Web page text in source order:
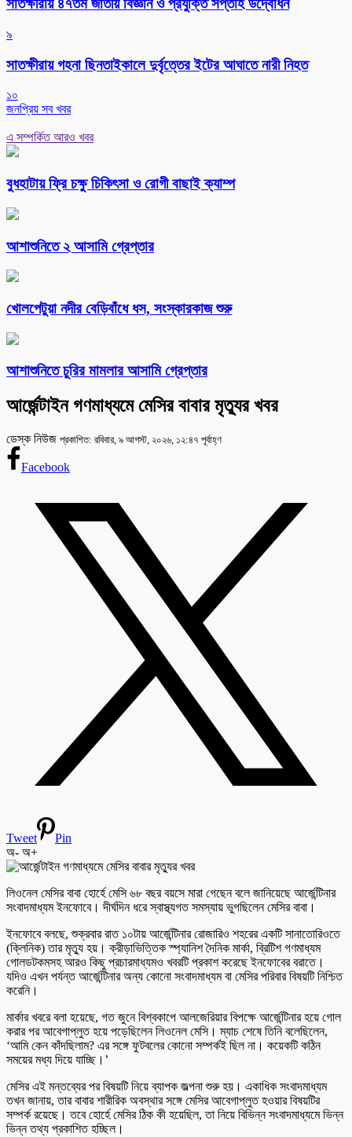
সাতক্ষীরায় ৪৭তম জাতীয় বিজ্ঞান ও প্রযুক্তি সপ্তাহ উদ্বোধন
৯
সাতক্ষীরায় গহনা ছিনতাইকালে দুর্বৃত্তের ইটের আঘাতে নারী নিহত
১০
জনপ্রিয় সব খবর
এ সম্পর্কিত আরও খবর
বুধহাটায় ফ্রি চক্ষু চিকিৎসা ও রোগী বাছাই ক্যাম্প
আশাশুনিতে ২ আসামি গ্রেপ্তার
খোলপেটুয়া নদীর বেড়িবাঁধে ধস, সংস্কারকাজ শুরু
আশাশুনিতে চুরির মামলার আসামি গ্রেপ্তার
আর্জেন্টাইন গণমাধ্যমে মেসির বাবার মৃত্যুর খবর
ডেস্ক নিউজ প্রকাশিত: রবিবার, ৯ আগস্ট, ২০২৬, ১২:৪৭ পূর্বাহ্ণ
Facebook
Tweet
Pin
অ- অ+
লিওনেল মেসির বাবা হোর্হে মেসি ৬৮ বছর বয়সে মারা গেছেন বলে জানিয়েছে আর্জেন্টিনার
সংবাদমাধ্যম ইনফোবে। দীর্ঘদিন ধরে স্বাস্থ্যগত সমস্যায় ভুগছিলেন মেসির বাবা।
ইনফোবে বলছে, শুক্রবার রাত ১০টায় আর্জেন্টিনার রোজারিও শহরের একটি সানাতোরিওতে
(ক্লিনিক) তার মৃত্যু হয়। ক্রীড়াভিত্তিক স্প্যানিশ দৈনিক মার্কা, ব্রিটিশ গণমাধ্যম
গোলডটকমসহ আরও কিছু প্রচারমাধ্যমও খবরটি প্রকাশ করেছে ইনফোবের বরাতে।
যদিও এখন পর্যন্ত আর্জেন্টিনার অন্য কোনো সংবাদমাধ্যম বা মেসির পরিবার বিষয়টি নিশ্চিত
করেনি।
মার্কার খবরে বলা হয়েছে, গত জুনে বিশ্বকাপে আলজেরিয়ার বিপক্ষে আর্জেন্টিনার হয়ে গোল
করার পর আবেগাপ্লুত হয়ে পড়েছিলেন লিওনেল মেসি। ম্যাচ শেষে তিনি বলেছিলেন,
‘আমি কেন কাঁদছিলাম? এর সঙ্গে ফুটবলের কোনো সম্পর্কই ছিল না। কয়েকটি কঠিন
সময়ের মধ্য দিয়ে যাচ্ছি।’
মেসির এই মন্তব্যের পর বিষয়টি নিয়ে ব্যাপক জল্পনা শুরু হয়। একাধিক সংবাদমাধ্যম
তখন জানায়, তার বাবার শারীরিক অবস্থার সঙ্গে মেসির আবেগাপ্লুত হওয়ার বিষয়টির
সম্পর্ক রয়েছে। তবে হোর্হে মেসির ঠিক কী হয়েছিল, তা নিয়ে বিভিন্ন সংবাদমাধ্যমে ভিন্ন
ভিন্ন তথ্য প্রকাশিত হচ্ছিল।